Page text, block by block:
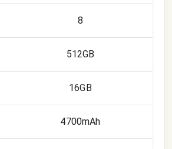
8
512GB
16GB
4700mAh